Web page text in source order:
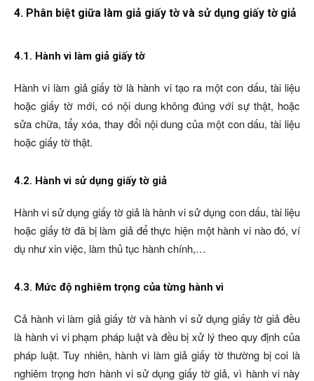
4. Phân biệt giữa làm giả giấy tờ và sử dụng giấy tờ giả
4.1. Hành vi làm giả giấy tờ
Hành vi làm giả giấy tờ là hành vi tạo ra một con dấu, tài liệu
hoặc giấy tờ mới, có nội dung không đúng với sự thật, hoặc
sửa chữa, tẩy xóa, thay đổi nội dung của một con dấu, tài liệu
hoặc giấy tờ thật.
4.2. Hành vi sử dụng giấy tờ giả
Hành vi sử dụng giấy tờ giả là hành vi sử dụng con dấu, tài liệu
hoặc giấy tờ đã bị làm giả để thực hiện một hành vi nào đó, ví
dụ như xin việc, làm thủ tục hành chính,…
4.3. Mức độ nghiêm trọng của từng hành vi
Cả hành vi làm giả giấy tờ và hành vi sử dụng giấy tờ giả đều
là hành vi vi phạm pháp luật và đều bị xử lý theo quy định của
pháp luật. Tuy nhiên, hành vi làm giả giấy tờ thường bị coi là
nghiêm trọng hơn hành vi sử dụng giấy tờ giả, vì hành vi này